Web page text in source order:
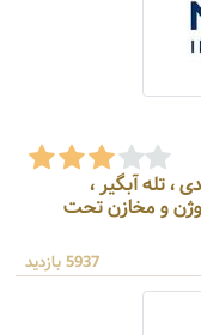
، تله آبگیر ،
و مخازن تحت
5937 بازدید